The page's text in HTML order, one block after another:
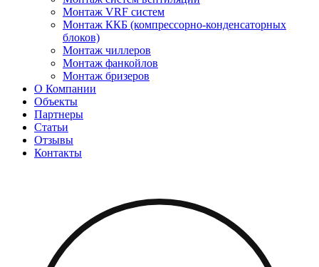
Монтаж VRF систем
Монтаж ККБ (компрессорно-конденсаторных
блоков)
Монтаж чиллеров
Монтаж фанкойлов
Монтаж бризеров
О Компании
Объекты
Партнеры
Статьи
Отзывы
Контакты